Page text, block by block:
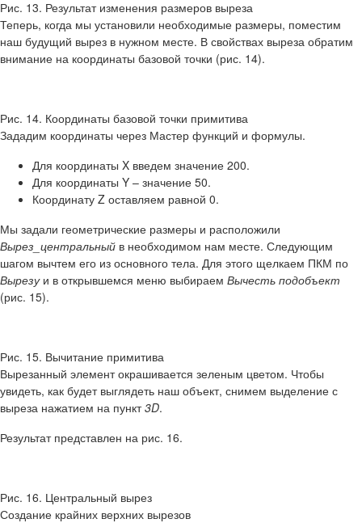
Рис. 13. Результат изменения размеров выреза
Теперь, когда мы установили необходимые размеры, поместим
наш будущий вырез в нужном месте. В свойствах выреза обратим
внимание на координаты базовой точки (рис. 14).
Рис. 14. Координаты базовой точки примитива
Зададим координаты через Мастер функций и формулы.
Для координаты X введем значение 200.
Для координаты Y – значение 50.
Координату Z оставляем равной 0.
Мы задали геометрические размеры и расположили
Вырез_центральный в необходимом нам месте. Следующим
шагом вычтем его из основного тела. Для этого щелкаем ПКМ по
Вырезуи в открывшемся меню выбираем Вычесть подобъект
(рис. 15).
Рис. 15. Вычитание примитива
Вырезанный элемент окрашивается зеленым цветом. Чтобы
увидеть, как будет выглядеть наш объект, снимем выделение с
выреза нажатием на пункт3D.
Результат представлен на рис. 16.
Рис. 16. Центральный вырез
Создание крайних верхних вырезов